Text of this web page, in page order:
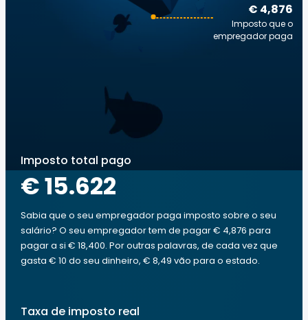
€ 4,876
Imposto que o
empregador paga
Imposto total pago
€ 15.622
Sabia que o seu empregador paga imposto sobre o seu
salário? O seu empregador tem de pagar € 4,876 para
pagar a si € 18,400. Por outras palavras, de cada vez que
gasta € 10 do seu dinheiro, € 8,49 vão para o estado.
Taxa de imposto real